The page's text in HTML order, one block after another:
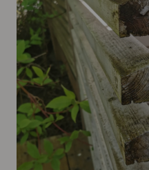
TARINAAN